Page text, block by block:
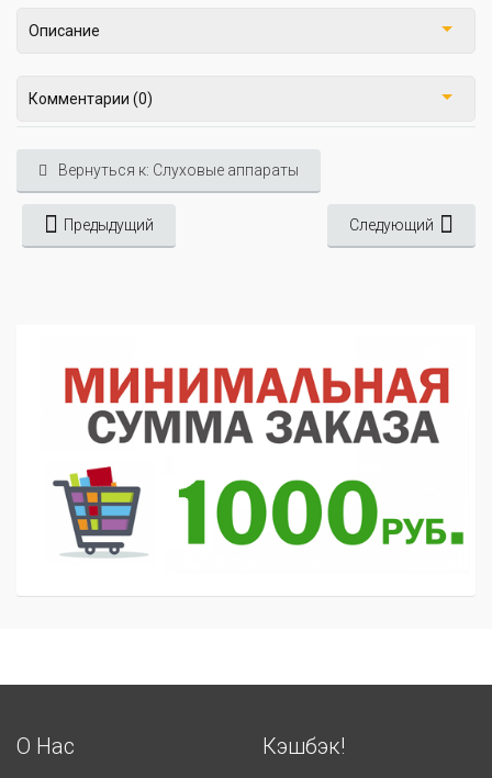
Описание
Комментарии (0)
Вернуться к: Слуховые аппараты
Предыдущий Следующий
О Нас Кэшбэк!